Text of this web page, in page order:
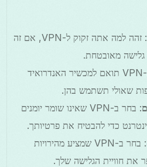
: זהה למה אתה זקוק ל-VPN, אם זה
גלישה מאובטחת.
: ודא שה-VPN תואם למכשיר האנדרואיד
שאולי תשתמש בהן.
: בחר ב-VPN שאינו שומר יומנים
כדי להבטיח את פרטיותך.
: בחר ב-VPN שמציע מהירויות
את חוויית הגלישה שלך.